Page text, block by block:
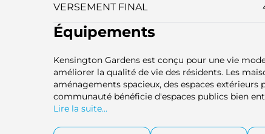
VERSEMENT FINAL
Équipements
Kensington Gardens est conçu pour une vie
améliorer la qualité de vie des résidents. Les
aménagements spacieux, des espaces
communauté bénéficie d'espaces publics bien
d'établissements de santé, ce qui la rend parfaite
Lire la suite...